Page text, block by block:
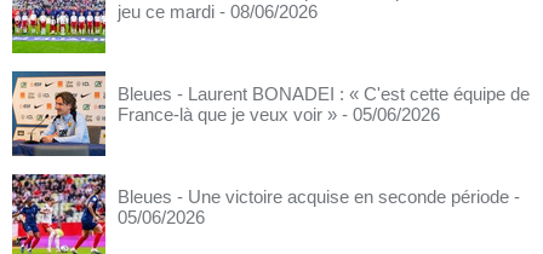
jeu ce mardi - 08/06/2026
Bleues - Laurent BONADEI : « C'est cette équipe de
France-là que je veux voir » - 05/06/2026
Bleues - Une victoire acquise en seconde période -
05/06/2026